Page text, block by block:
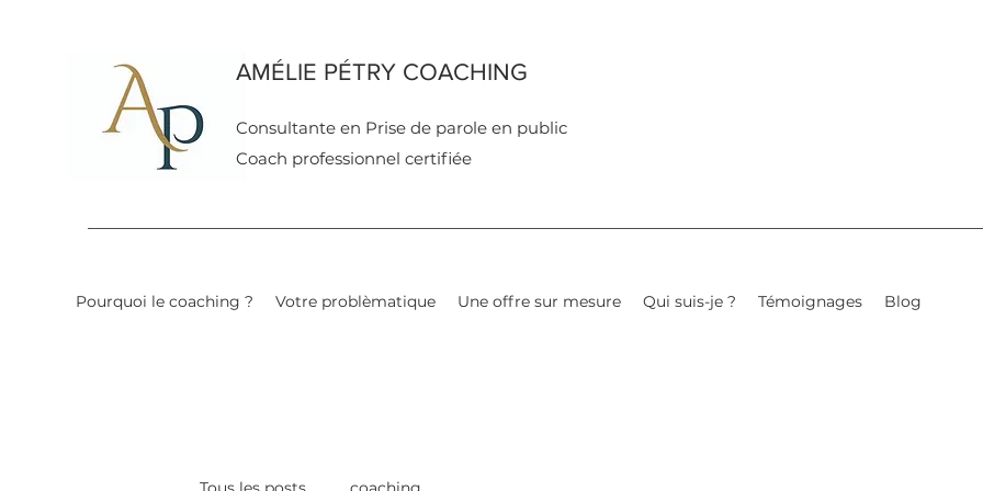
AMÉLIE PÉTRY COACHING
Consultante en Prise de parole en public
Coach professionnel certifiée
Pourquoi le coaching ? Votre problèmatique Une offre sur mesure Qui suis-je ? Témoignages Blog